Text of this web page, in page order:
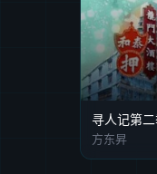
寻人记第
方东昇